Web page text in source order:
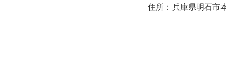
住所：兵庫県明石市